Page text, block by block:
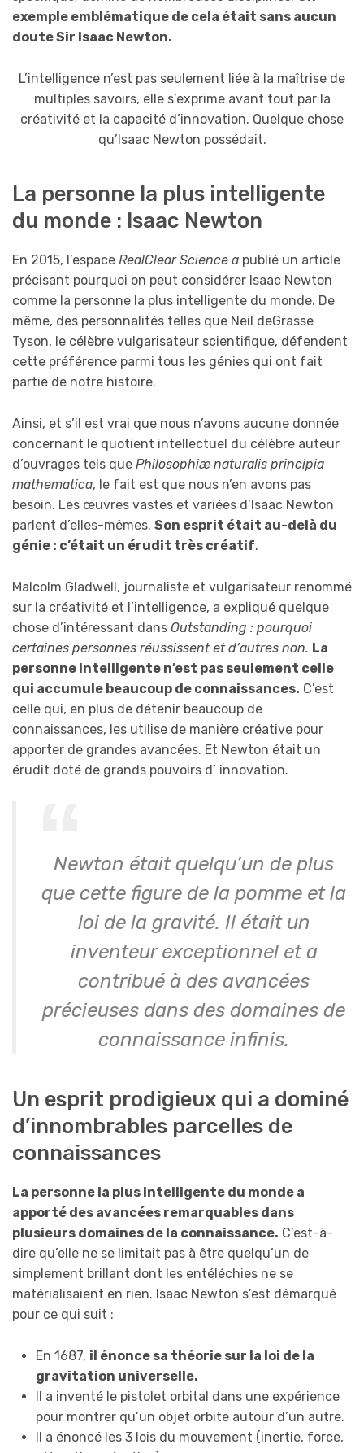
exemple emblématique de cela était sans aucun
doute Sir Isaac Newton.
L’intelligence n’est pas seulement liée à la maîtrise de
multiples savoirs, elle s’exprime avant tout par la
créativité et la capacité d’innovation. Quelque chose
qu’Isaac Newton possédait.
La personne la plus intelligente
du monde : Isaac Newton
En 2015, l’espace RealClear Science a publié un article
précisant pourquoi on peut considérer Isaac Newton
comme la personne la plus intelligente du monde. De
même, des personnalités telles que Neil deGrasse
Tyson, le célèbre vulgarisateur scientifique, défendent
cette préférence parmi tous les génies qui ont fait
partie de notre histoire.
Ainsi, et s’il est vrai que nous n’avons aucune donnée
concernant le quotient intellectuel du célèbre auteur
d’ouvrages tels que Philosophiæ naturalis principia
mathematica, le fait est que nous n’en avons pas
besoin. Les œuvres vastes et variées d’Isaac Newton
parlent d’elles-mêmes. Son esprit était au-delà du
génie : c’était un érudit très créatif.
Malcolm Gladwell, journaliste et vulgarisateur renommé
sur la créativité et l’intelligence, a expliqué quelque
chose d’intéressant dans Outstanding : pourquoi
certaines personnes réussissent et d’autres non. La
personne intelligente n’est pas seulement celle
qui accumule beaucoup de connaissances. C’est
celle qui, en plus de détenir beaucoup de
connaissances, les utilise de manière créative pour
apporter de grandes avancées. Et Newton était un
érudit doté de grands pouvoirs d’ innovation.
Newton était quelqu’un de plus
que cette figure de la pomme et la
loi de la gravité. Il était un
inventeur exceptionnel et a
contribué à des avancées
précieuses dans des domaines de
connaissance infinis.
Un esprit prodigieux qui a dominé
d’innombrables parcelles de
connaissances
La personne la plus intelligente du monde a
apporté des avancées remarquables dans
plusieurs domaines de la connaissance. C’est-à-
dire qu’elle ne se limitait pas à être quelqu’un de
simplement brillant dont les entéléchies ne se
matérialisaient en rien. Isaac Newton s’est démarqué
pour ce qui suit :
En 1687, il énonce sa théorie sur la loi de la
gravitation universelle.
Il a inventé le pistolet orbital dans une expérience
pour montrer qu’un objet orbite autour d’un autre.
Il a énoncé les 3 lois du mouvement (inertie, force,